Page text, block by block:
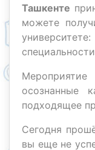
Ташкенте
можете
осознанные
подходящее
Сегодня
вы еще не